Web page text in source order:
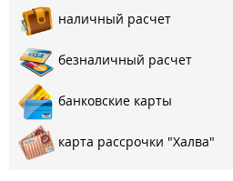
Цвет вставки внутри: Белое стекло
Применение: Уличная
Толщина внутренней панели: 16
Толщина металла (по полотну): 1,0
Ширина наличника: 80 мм
Размеры 860*2050, 960*2050
наличный расчет
безналичный расчет
банковские карты
карта рассрочки "Халва"